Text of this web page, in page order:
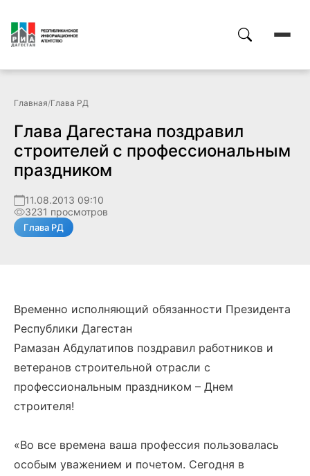
Главная/Глава РД
Глава Дагестана поздравил
строителей с профессиональным
праздником
11.08.2013 09:10
3231 просмотров
Глава РД
Временно исполняющий обязанности Президента
Республики Дагестан
Рамазан Абдулатипов поздравил работников и
ветеранов строительной отрасли с
профессиональным праздником – Днем
строителя!
«Во все времена ваша профессия пользовалась
особым уважением и почетом. Сегодня в